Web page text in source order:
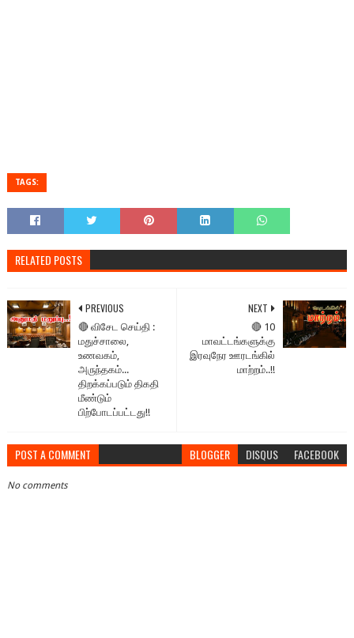
TAGS:
RELATED POSTS
NEXT
🔴 10
மாவட்டங்களுக்கு
இரவுநேர ஊரடங்கில்
மாற்றம்..!!
PREVIOUS
🔴 விசேட செய்தி :
மதுச்சாலை,
உணவகம்,
அருந்தகம்...
திறக்கப்படும் திகதி
மீண்டும்
பிற்போடப்பட்டது!!
POST A COMMENT BLOGGER DISQUS FACEBOOK
No comments